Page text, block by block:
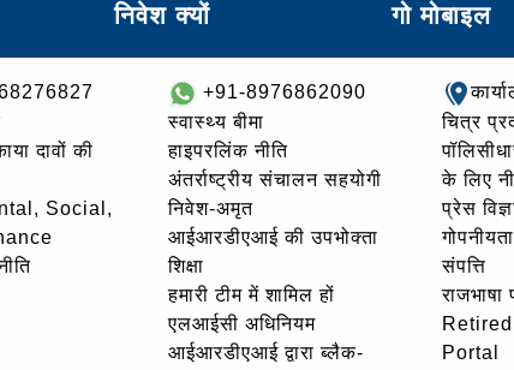
निवेश क्यों गो मोबाइल
दावों की
Social,
+91-8976862090
स्वास्थ्य बीमा
हाइपरलिंक नीति
अंतर्राष्ट्रीय संचालन सहयोगी
निवेश-अमृत
आईआरडीएआई की उपभोक्ता
शिक्षा
हमारी टीम में शामिल हों
एलआईसी अधिनियम
आईआरडीएआई द्वारा ब्लैक-
चित्र
के लिए
प्रेस
संपत्ति
राजभाषा
Portal